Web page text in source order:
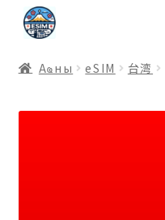
ナ
ビ
ー
ョ
コ
ン
ン
ス
Аҩны еSIM 台湾